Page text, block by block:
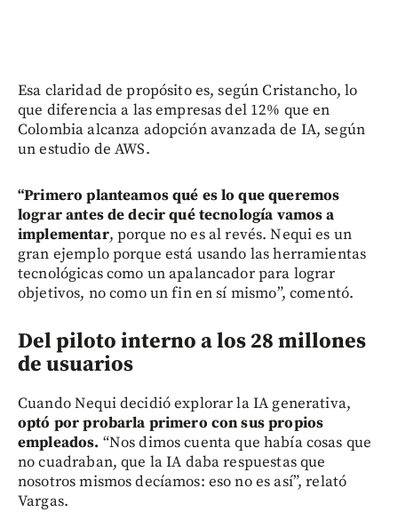
Esa claridad de propósito es, según Cristancho, lo
que diferencia a las empresas del 12% que en
Colombia alcanza adopción avanzada de IA, según
un estudio de AWS.
“Primero planteamos qué es lo que queremos
lograr antes de decir qué tecnología vamos a
implementar, porque no es al revés. Nequi es un
gran ejemplo porque está usando las herramientas
tecnológicas como un apalancador para lograr
objetivos, no como un fin en sí mismo”, comentó.
Del piloto interno a los 28 millones
de usuarios
Cuando Nequi decidió explorar la IA generativa,
optó por probarla primero con sus propios
empleados. “Nos dimos cuenta que había cosas que
no cuadraban, que la IA daba respuestas que
nosotros mismos decíamos: eso no es así”, relató
Vargas.